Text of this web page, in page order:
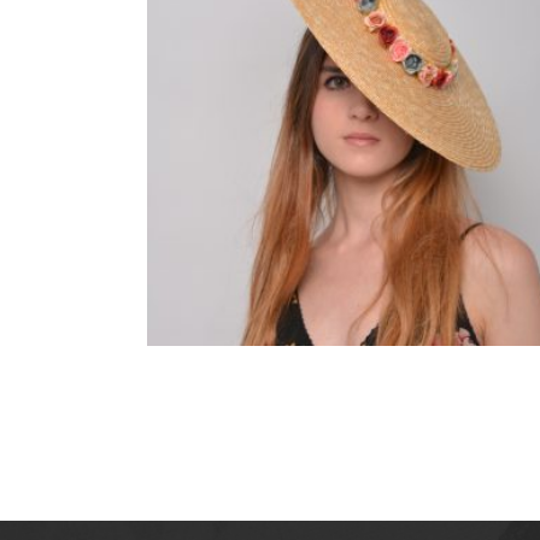
CLEMENTINA. PAMELA DE
CON FLORES PEQUEÑAS
85,00€